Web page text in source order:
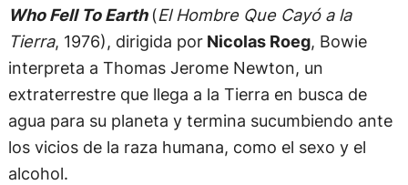
Who Fell To Earth (El Hombre Que Cayó a la
Tierra, 1976), dirigida porNicolas Roeg, Bowie
interpreta a Thomas Jerome Newton, un
extraterrestre que llega a la Tierra en busca de
agua para su planeta y termina sucumbiendo ante
los vicios de la raza humana, como el sexo y el
alcohol.